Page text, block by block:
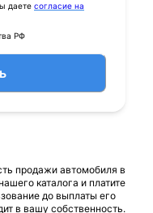
даете согласие на
РФ
продажи автомобиля в
каталога и платите
до выплаты его
в вашу собственность.